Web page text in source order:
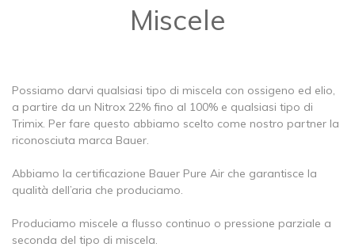
Miscele
Possiamo darvi qualsiasi tipo di miscela con ossigeno ed elio,
a partire da un Nitrox 22% fino al 100% e qualsiasi tipo di
Trimix. Per fare questo abbiamo scelto come nostro partner la
riconosciuta marca Bauer.
Abbiamo la certificazione Bauer Pure Air che garantisce la
qualità dell’aria che produciamo.
Produciamo miscele a flusso continuo o pressione parziale a
seconda del tipo di miscela.